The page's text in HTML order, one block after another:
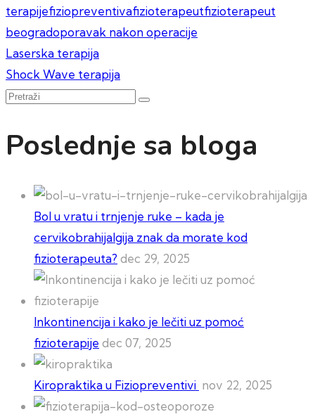
terapijefiziopreventivafizioterapeutfizioterapeut
beogradoporavak nakon operacije
Kretanje
članka
Laserska terapija
Shock Wave terapija
Pretraži
Poslednje sa bloga
Bol u vratu i trnjenje ruke – kada je
cervikobrahijalgija znak da morate kod
fizioterapeuta? dec 29, 2025
Inkontinencija i kako je lečiti uz pomoć
fizioterapije dec 07, 2025
Kiropraktika u Fiziopreventivi nov 22, 2025